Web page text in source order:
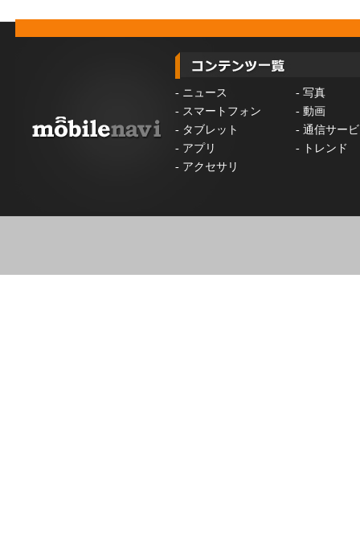
- ニュース - 写真
- スマートフォン - 動画
- タブレット - 通信サー
- アプリ -
トレンド
- アクセサリ